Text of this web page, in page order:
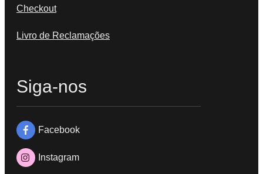
Checkout
Livro de Reclamações
Siga-nos
Facebook
Instagram